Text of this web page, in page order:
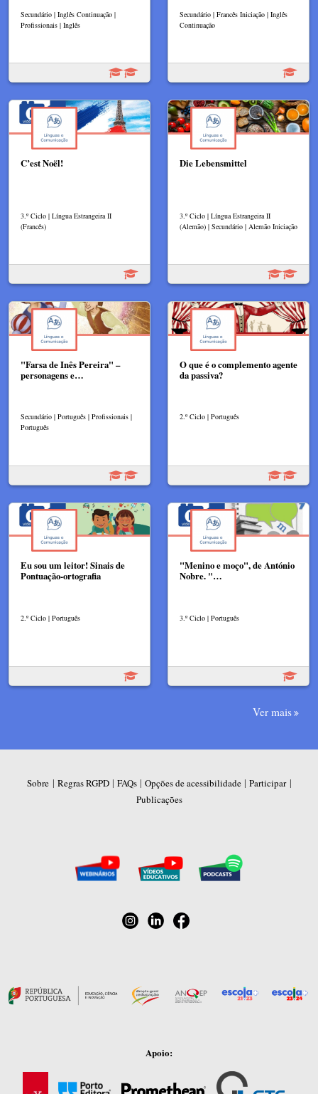
Secundário | Inglês Continuação |
Profissionais | Inglês
Secundário | Francês Iniciação | Inglês
Continuação
C’est Noël!
3.º Ciclo | Língua Estrangeira II
(Francês)
Die Lebensmittel
3.º Ciclo | Língua Estrangeira II
(Alemão) | Secundário | Alemão Iniciação
"Farsa de Inês Pereira" –
personagens e…
Secundário | Português | Profissionais |
Português
O que é o complemento agente
da passiva?
2.º Ciclo | Português
Eu sou um leitor! Sinais de
Pontuação-ortografia
2.º Ciclo | Português
"Menino e moço", de António
Nobre. "…
3.º Ciclo | Português
Ver mais
Sobre | Regras RGPD| FAQs| Opções de acessibilidade| Participar|
Publicações
Apoio: